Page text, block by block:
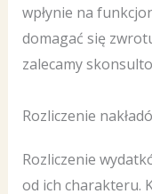
wpłynie na
domagać się
zalecamy
Rozliczenie
Rozliczenie
od ich charakteru.